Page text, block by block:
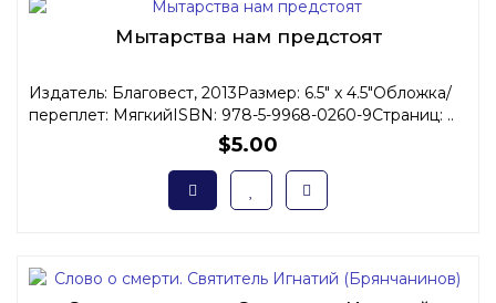
Мытарства нам предстоят
Издатель: Благовест, 2013Размер: 6.5" x 4.5"Обложка/
переплет: МягкийISBN: 978-5-9968-0260-9Страниц: ..
$5.00